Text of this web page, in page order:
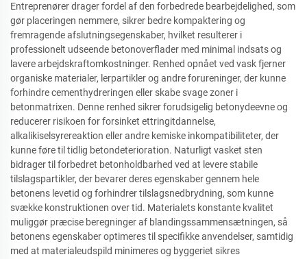
Entreprenører drager fordel af den forbedrede bearbejdelighed, som
gør placeringen nemmere, sikrer bedre kompaktering og
fremragende afslutningsegenskaber, hvilket resulterer i
professionelt udseende betonoverflader med minimal indsats og
lavere arbejdskraftomkostninger. Renhed opnået ved vask fjerner
organiske materialer, lerpartikler og andre forureninger, der kunne
forhindre cementhydreringen eller skabe svage zoner i
betonmatrixen. Denne renhed sikrer forudsigelig betonydeevne og
reducerer risikoen for forsinket ettringitdannelse,
alkalikiselsyrereaktion eller andre kemiske inkompatibiliteter, der
kunne føre til tidlig betondeterioration. Naturligt vasket sten
bidrager til forbedret betonholdbarhed ved at levere stabile
tilslagspartikler, der bevarer deres egenskaber gennem hele
betonens levetid og forhindrer tilslagsnedbrydning, som kunne
svække konstruktionen over tid. Materialets konstante kvalitet
muliggør præcise beregninger af blandingssammensætningen, så
betonens egenskaber optimeres til specifikke anvendelser, samtidig
med at materialeudspild minimeres og byggeriet sikres